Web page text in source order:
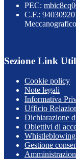
PEC:
C.F.:
Sezione Link
Cookie policy
Note legali
Informativa
Ufficio
Dichiarazione
Obiettivi di
Whistleblowing
Gestione